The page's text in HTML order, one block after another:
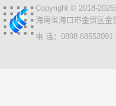
Copyright © 2018-
海南省海口市金贸区金
电 话：0898-